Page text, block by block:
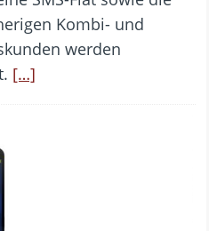
Kombi- und
werden
[…]